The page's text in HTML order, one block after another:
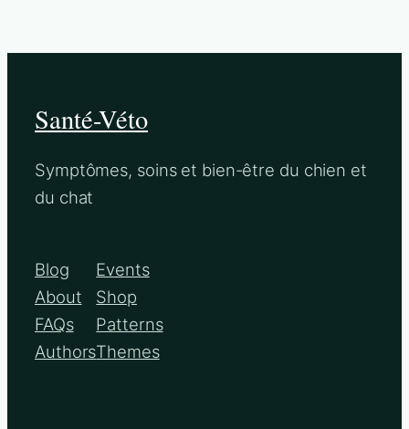
Santé-Véto
Symptômes, soins et bien-être du chien et
du chat
Blog
About
FAQs
Authors
Events
Shop
Patterns
Themes